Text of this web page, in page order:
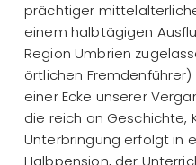
prächtiger
einem halbtägigen
Region Umbrien
örtlichen
einer Ecke unserer
die reich an Geschichte,
Unterbringung erfolgt in